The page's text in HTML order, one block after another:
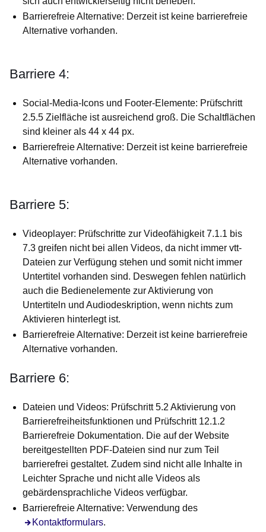
Barrierefreie Alternative: Derzeit ist keine barrierefreie
Alternative vorhanden.
Barriere 4:
Social-Media-Icons und Footer-Elemente: Prüfschritt
2.5.5 Zielfläche ist ausreichend groß. Die Schaltflächen
sind kleiner als 44 x 44 px.
Barrierefreie Alternative: Derzeit ist keine barrierefreie
Alternative vorhanden.
Barriere 5:
Videoplayer: Prüfschritte zur Videofähigkeit 7.1.1 bis
7.3 greifen nicht bei allen Videos, da nicht immer vtt-
Dateien zur Verfügung stehen und somit nicht immer
Untertitel vorhanden sind. Deswegen fehlen natürlich
auch die Bedienelemente zur Aktivierung von
Untertiteln und Audiodeskription, wenn nichts zum
Aktivieren hinterlegt ist.
Barrierefreie Alternative: Derzeit ist keine barrierefreie
Alternative vorhanden.
Barriere 6:
Dateien und Videos: Prüfschritt 5.2 Aktivierung von
Barrierefreiheitsfunktionen und Prüfschritt 12.1.2
Barrierefreie Dokumentation. Die auf der Website
bereitgestellten PDF-Dateien sind nur zum Teil
barrierefrei gestaltet. Zudem sind nicht alle Inhalte in
Leichter Sprache und nicht alle Videos als
gebärdensprachliche Videos verfügbar.
Barrierefreie Alternative: Verwendung des
Kontaktformulars.